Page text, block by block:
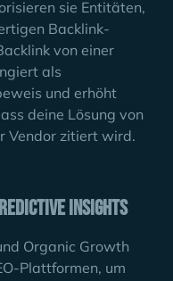
sie Entitäten,
Backlink-
von einer
als
und erhöht
deine Lösung von
Vendor zitiert wird.
Insights
Organic Growth
Plattformen, um